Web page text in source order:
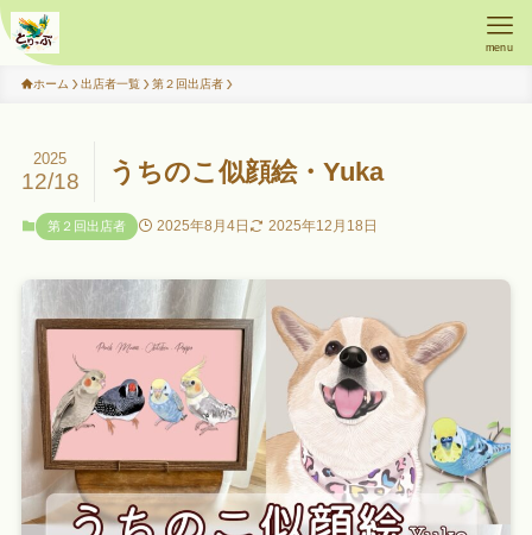
menu
ホーム 出店者一覧 第２回出店者
うちのこ似顔絵・Yuka
2025
12/18
第２回出店者 2025年8月4日 2025年12月18日